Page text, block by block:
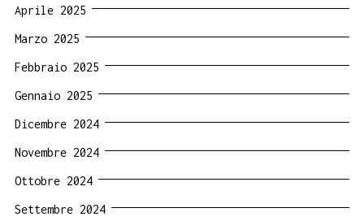
Aprile 2025
Marzo 2025
Febbraio 2025
Gennaio 2025
Dicembre 2024
Novembre 2024
Ottobre 2024
Settembre 2024